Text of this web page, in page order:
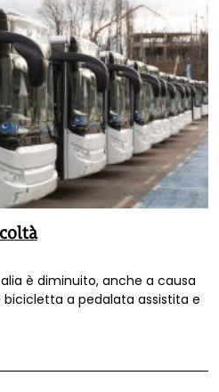
è diminuito, anche a causa
bicicletta a pedalata assistita e